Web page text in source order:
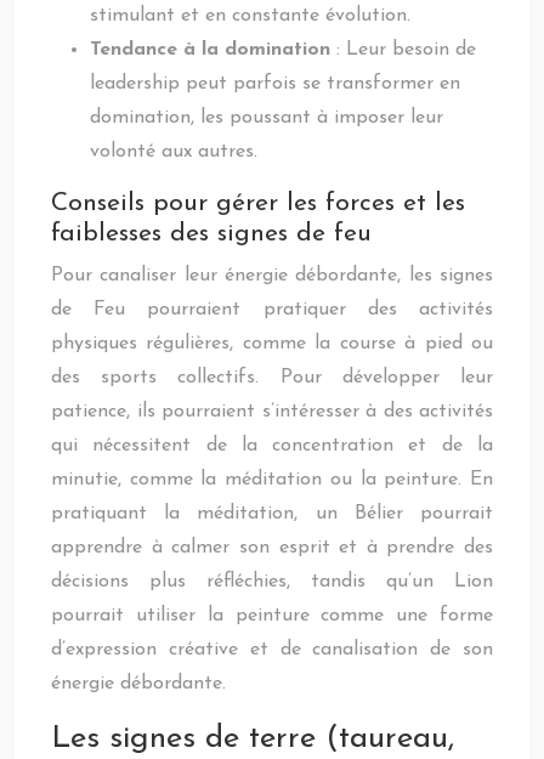
stimulant et en constante évolution.
Tendance à la domination : Leur besoin de
leadership peut parfois se transformer en
domination, les poussant à imposer leur
volonté aux autres.
Conseils pour gérer les forces et les
faiblesses des signes de feu
Pour canaliser leur énergie débordante, les signes
de Feu pourraient pratiquer des activités
physiques régulières, comme la course à pied ou
des sports collectifs. Pour développer leur
patience, ils pourraient s’intéresser à des activités
qui nécessitent de la concentration et de la
minutie, comme la méditation ou la peinture. En
pratiquant la méditation, un Bélier pourrait
apprendre à calmer son esprit et à prendre des
décisions plus réfléchies, tandis qu’un Lion
pourrait utiliser la peinture comme une forme
d’expression créative et de canalisation de son
énergie débordante.
Les signes de terre (taureau,